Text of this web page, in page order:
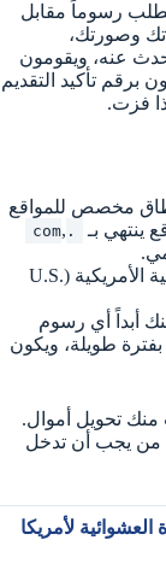
رسوماً مقابل
وصورتك،
عنه، ويقومون
برقم تأكيد التقديم
مخصص للمواقع
ينتهي بـ
.com
,
ستجد شعار وزارة الخارجية الأمريكية (U.S.
أبداً أي رسوم
طويلة، ويكون
منك تحويل أموال.
من يجب أن تدخل
لأمريكا